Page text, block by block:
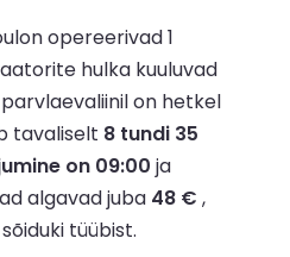
opereerivad 1
hulka kuuluvad
on hetkel
tavaliselt 8 tundi 35
on 09:00 ja
algavad juba 48 € ,
tüübist.